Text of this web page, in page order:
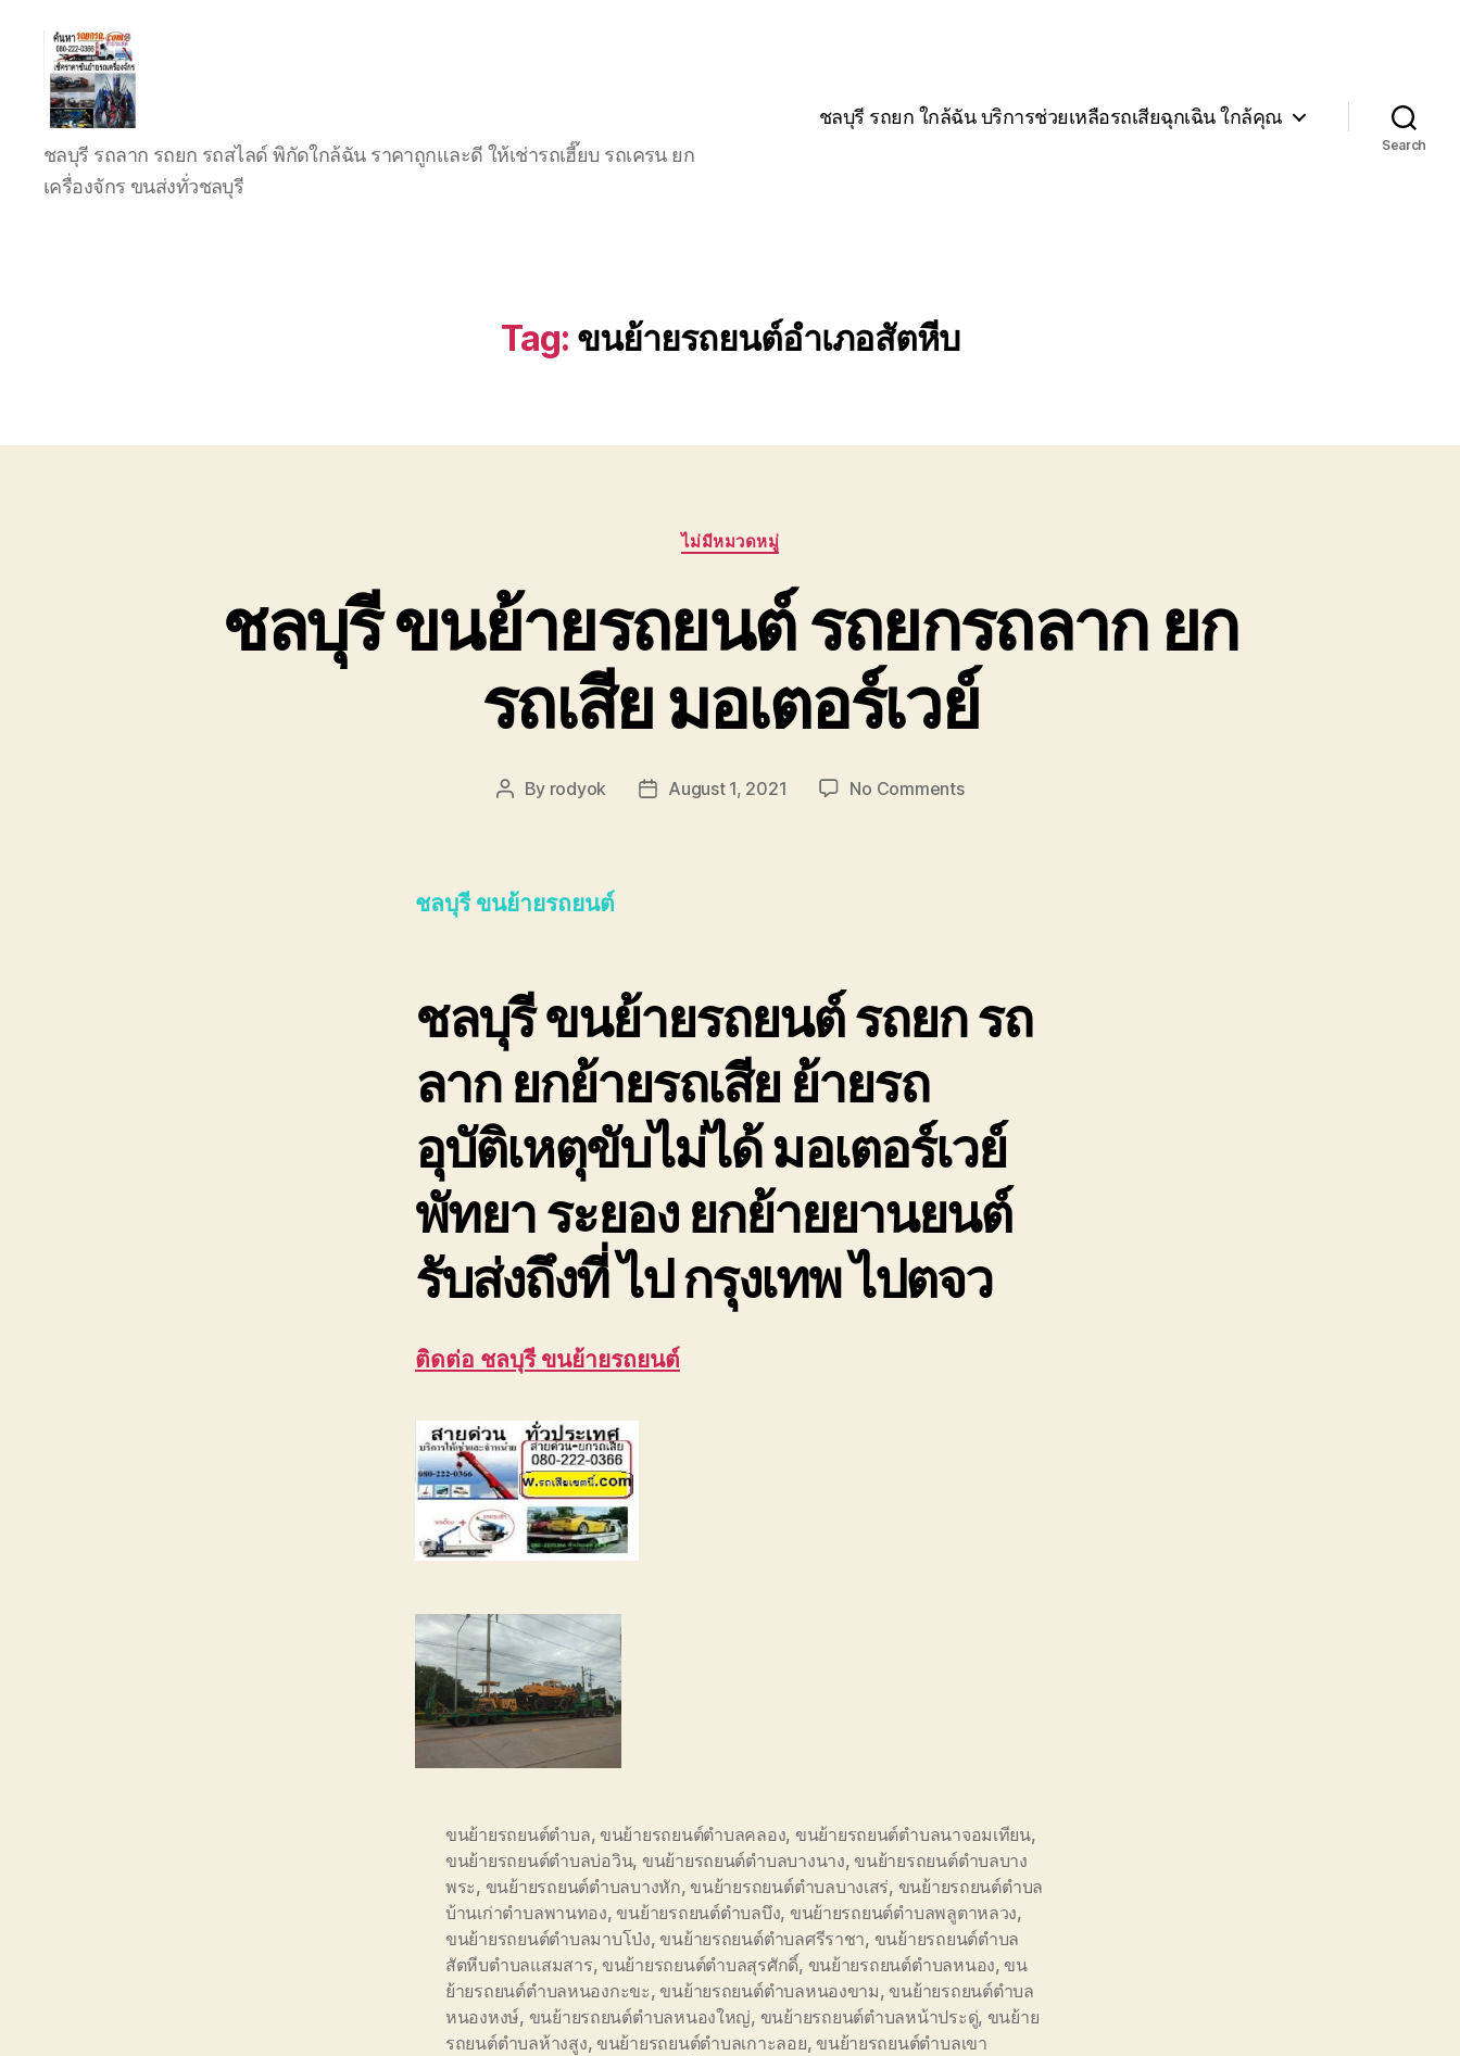
รถยก
รถ
ชลบุรี รถลาก รถยก รถสไลด์ พิกัดใกล้ฉัน ราคาถูกและดี ให้เช่ารถเฮี๊ยบ รถเครน ยก
เครื่องจักร ขนส่งทั่วชลบุรี
ชลบุรี รถยก ใกล้ฉัน บริการช่วยเหลือรถเสียฉุกเฉิน ใกล้คุณ
Search
Tag: ขนย้ายรถยนต์อำเภอสัตหีบ
Categories
ไม่มีหมวดหมู่
ชลบุรี ขนย้ายรถยนต์ รถยกรถลาก ยก
รถเสีย มอเตอร์เวย์
Post
By rodyok
PostAugust 1, 2021 No Commentson
ยก
ชลบุรี ขนย้ายรถยนต์
ชลบุรี ขนย้ายรถยนต์ รถยก รถ
ลาก ยกย้ายรถเสีย ย้ายรถ
อุบัติเหตุขับไม่ได้ มอเตอร์เวย์
พัทยา ระยอง ยกย้ายยานยนต์
รับส่งถึงที่ ไป กรุงเทพ ไปตจว
ติดต่อ ชลบุรี ขนย้ายรถยนต์
ขนย้ายรถยนต์ตำบล, ขนย้ายรถยนต์ตำบลคลอง, ขนย้ายรถยนต์ตำบลนาจอมเทียน,
ขนย้ายรถยนต์ตำบลบ่อวิน, ขนย้ายรถยนต์ตำบลบางนาง, ขนย้ายรถยนต์ตำบลบาง
พระ, ขนย้ายรถยนต์ตำบลบางหัก, ขนย้ายรถยนต์ตำบลบางเสร่, ขนย้ายรถยนต์ตำบล
บ้านเก่าตำบลพานทอง, ขนย้ายรถยนต์ตำบลบึง, ขนย้ายรถยนต์ตำบลพลูตาหลวง,
ขนย้ายรถยนต์ตำบลมาบโป่ง, ขนย้ายรถยนต์ตำบลศรีราชา, ขนย้ายรถยนต์ตำบล
สัตหีบตำบลแสมสาร, ขนย้ายรถยนต์ตำบลสุรศักดิ์, ขนย้ายรถยนต์ตำบลหนอง, ขน
ย้ายรถยนต์ตำบลหนองกะขะ, ขนย้ายรถยนต์ตำบลหนองขาม, ขนย้ายรถยนต์ตำบล
หนองหงษ์, ขนย้ายรถยนต์ตำบลหนองใหญ่, ขนย้ายรถยนต์ตำบลหน้าประดู่, ขนย้าย
รถยนต์ตำบลห้างสูง, ขนย้ายรถยนต์ตำบลเกาะลอย, ขนย้ายรถยนต์ตำบลเขา